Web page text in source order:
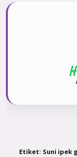
Etiket: Suni ipek